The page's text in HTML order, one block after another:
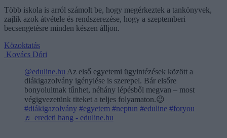
Több iskola is arról számolt be, hogy megérkeztek a tankönyvek,
zajlik azok átvétele és rendszerezése, hogy a szeptemberi
becsengetésre minden készen álljon.
Közoktatás
Kovács Dóri
@eduline.hu Az első egyetemi ügyintézések között a
diákigazolvány igénylése is szerepel. Bár elsőre
bonyolultnak tűnhet, néhány lépésből megvan – most
végigvezetünk titeket a teljes folyamaton.😉
#diákigazolvány #egyetem #neptun #eduline #foryou
♬ eredeti hang - eduline.hu